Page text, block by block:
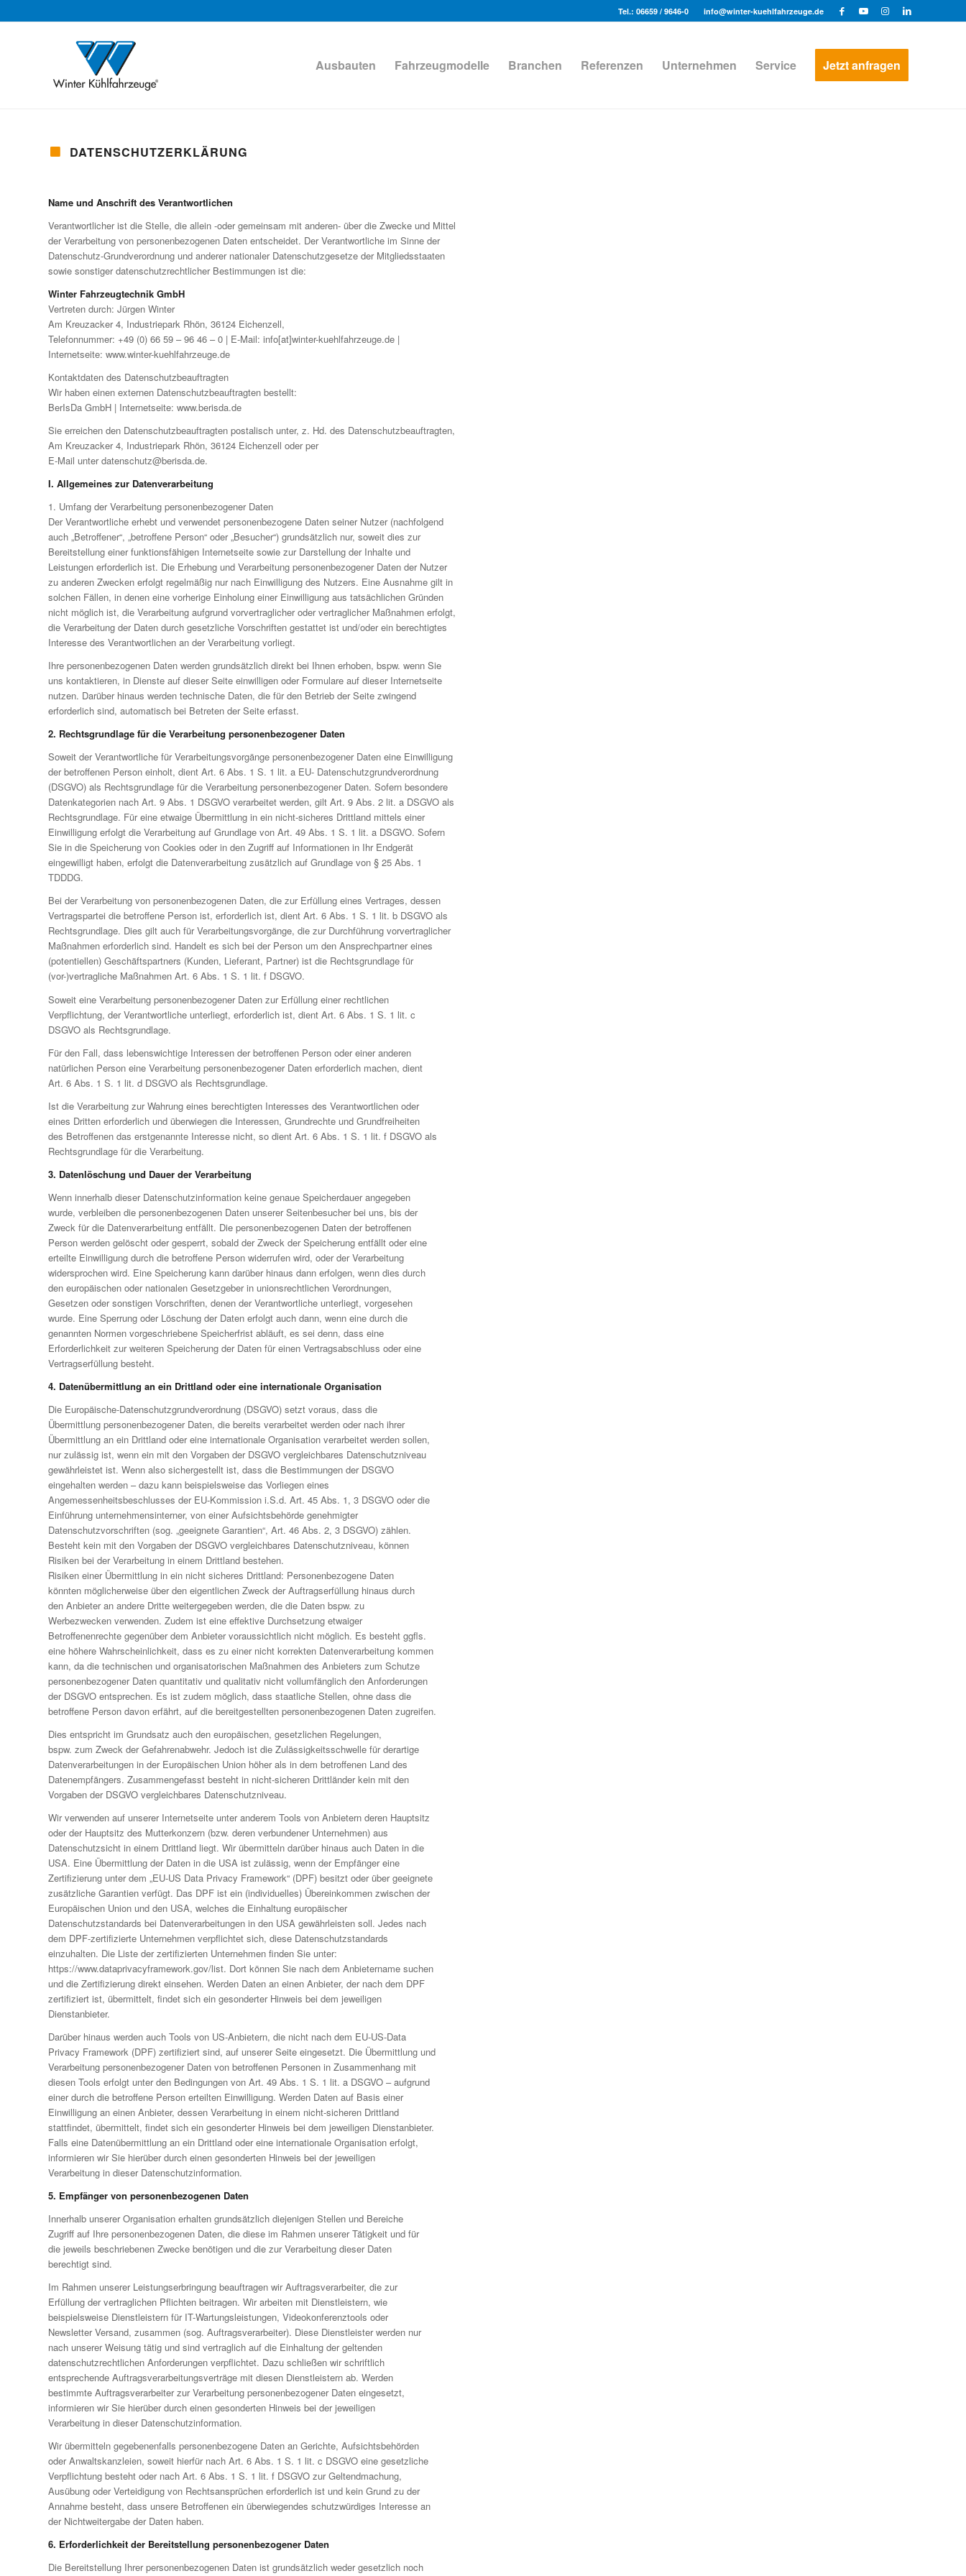
Tel.: 06659 / 9646-0 info@winter-kuehlfahrzeuge.de
Ausbauten Fahrzeugmodelle Branchen Referenzen Unternehmen Service Jetzt anfragen
DATENSCHUTZERKLÄRUNG
Name und Anschrift des Verantwortlichen
Verantwortlicher ist die Stelle, die allein -oder gemeinsam mit anderen- über die Zwecke und Mittel
der Verarbeitung von personenbezogenen Daten entscheidet. Der Verantwortliche im Sinne der
Datenschutz-Grundverordnung und anderer nationaler Datenschutzgesetze der Mitgliedsstaaten
sowie sonstiger datenschutzrechtlicher Bestimmungen ist die:
Winter Fahrzeugtechnik GmbH
Vertreten durch: Jürgen Winter
Am Kreuzacker 4, Industriepark Rhön, 36124 Eichenzell,
Telefonnummer: +49 (0) 66 59 – 96 46 – 0 | E-Mail: info[at]winter-kuehlfahrzeuge.de |
Internetseite: www.winter-kuehlfahrzeuge.de
Kontaktdaten des Datenschutzbeauftragten
Wir haben einen externen Datenschutzbeauftragten bestellt:
BerIsDa GmbH | Internetseite: www.berisda.de
Sie erreichen den Datenschutzbeauftragten postalisch unter, z. Hd. des Datenschutzbeauftragten,
Am Kreuzacker 4, Industriepark Rhön, 36124 Eichenzell oder per
E-Mail unter datenschutz@berisda.de.
I. Allgemeines zur Datenverarbeitung
1. Umfang der Verarbeitung personenbezogener Daten
Der Verantwortliche erhebt und verwendet personenbezogene Daten seiner Nutzer (nachfolgend
auch „Betroffener“, „betroffene Person“ oder „Besucher“) grundsätzlich nur, soweit dies zur
Bereitstellung einer funktionsfähigen Internetseite sowie zur Darstellung der Inhalte und
Leistungen erforderlich ist. Die Erhebung und Verarbeitung personenbezogener Daten der Nutzer
zu anderen Zwecken erfolgt regelmäßig nur nach Einwilligung des Nutzers. Eine Ausnahme gilt in
solchen Fällen, in denen eine vorherige Einholung einer Einwilligung aus tatsächlichen Gründen
nicht möglich ist, die Verarbeitung aufgrund vorvertraglicher oder vertraglicher Maßnahmen erfolgt,
die Verarbeitung der Daten durch gesetzliche Vorschriften gestattet ist und/oder ein berechtigtes
Interesse des Verantwortlichen an der Verarbeitung vorliegt.
Ihre personenbezogenen Daten werden grundsätzlich direkt bei Ihnen erhoben, bspw. wenn Sie
uns kontaktieren, in Dienste auf dieser Seite einwilligen oder Formulare auf dieser Internetseite
nutzen. Darüber hinaus werden technische Daten, die für den Betrieb der Seite zwingend
erforderlich sind, automatisch bei Betreten der Seite erfasst.
2. Rechtsgrundlage für die Verarbeitung personenbezogener Daten
Soweit der Verantwortliche für Verarbeitungsvorgänge personenbezogener Daten eine Einwilligung
der betroffenen Person einholt, dient Art. 6 Abs. 1 S. 1 lit. a EU- Datenschutzgrundverordnung
(DSGVO) als Rechtsgrundlage für die Verarbeitung personenbezogener Daten. Sofern besondere
Datenkategorien nach Art. 9 Abs. 1 DSGVO verarbeitet werden, gilt Art. 9 Abs. 2 lit. a DSGVO als
Rechtsgrundlage. Für eine etwaige Übermittlung in ein nicht-sicheres Drittland mittels einer
Einwilligung erfolgt die Verarbeitung auf Grundlage von Art. 49 Abs. 1 S. 1 lit. a DSGVO. Sofern
Sie in die Speicherung von Cookies oder in den Zugriff auf Informationen in Ihr Endgerät
eingewilligt haben, erfolgt die Datenverarbeitung zusätzlich auf Grundlage von § 25 Abs. 1
TDDDG.
Bei der Verarbeitung von personenbezogenen Daten, die zur Erfüllung eines Vertrages, dessen
Vertragspartei die betroffene Person ist, erforderlich ist, dient Art. 6 Abs. 1 S. 1 lit. b DSGVO als
Rechtsgrundlage. Dies gilt auch für Verarbeitungsvorgänge, die zur Durchführung vorvertraglicher
Maßnahmen erforderlich sind. Handelt es sich bei der Person um den Ansprechpartner eines
(potentiellen) Geschäftspartners (Kunden, Lieferant, Partner) ist die Rechtsgrundlage für
(vor-)vertragliche Maßnahmen Art. 6 Abs. 1 S. 1 lit. f DSGVO.
Soweit eine Verarbeitung personenbezogener Daten zur Erfüllung einer rechtlichen
Verpflichtung, der Verantwortliche unterliegt, erforderlich ist, dient Art. 6 Abs. 1 S. 1 lit. c
DSGVO als Rechtsgrundlage.
Für den Fall, dass lebenswichtige Interessen der betroffenen Person oder einer anderen
natürlichen Person eine Verarbeitung personenbezogener Daten erforderlich machen, dient
Art. 6 Abs. 1 S. 1 lit. d DSGVO als Rechtsgrundlage.
Ist die Verarbeitung zur Wahrung eines berechtigten Interesses des Verantwortlichen oder
eines Dritten erforderlich und überwiegen die Interessen, Grundrechte und Grundfreiheiten
des Betroffenen das erstgenannte Interesse nicht, so dient Art. 6 Abs. 1 S. 1 lit. f DSGVO als
Rechtsgrundlage für die Verarbeitung.
3. Datenlöschung und Dauer der Verarbeitung
Wenn innerhalb dieser Datenschutzinformation keine genaue Speicherdauer angegeben
wurde, verbleiben die personenbezogenen Daten unserer Seitenbesucher bei uns, bis der
Zweck für die Datenverarbeitung entfällt. Die personenbezogenen Daten der betroffenen
Person werden gelöscht oder gesperrt, sobald der Zweck der Speicherung entfällt oder eine
erteilte Einwilligung durch die betroffene Person widerrufen wird, oder der Verarbeitung
widersprochen wird. Eine Speicherung kann darüber hinaus dann erfolgen, wenn dies durch
den europäischen oder nationalen Gesetzgeber in unionsrechtlichen Verordnungen,
Gesetzen oder sonstigen Vorschriften, denen der Verantwortliche unterliegt, vorgesehen
wurde. Eine Sperrung oder Löschung der Daten erfolgt auch dann, wenn eine durch die
genannten Normen vorgeschriebene Speicherfrist abläuft, es sei denn, dass eine
Erforderlichkeit zur weiteren Speicherung der Daten für einen Vertragsabschluss oder eine
Vertragserfüllung besteht.
4. Datenübermittlung an ein Drittland oder eine internationale Organisation
Die Europäische-Datenschutzgrundverordnung (DSGVO) setzt voraus, dass die
Übermittlung personenbezogener Daten, die bereits verarbeitet werden oder nach ihrer
Übermittlung an ein Drittland oder eine internationale Organisation verarbeitet werden sollen,
nur zulässig ist, wenn ein mit den Vorgaben der DSGVO vergleichbares Datenschutzniveau
gewährleistet ist. Wenn also sichergestellt ist, dass die Bestimmungen der DSGVO
eingehalten werden – dazu kann beispielsweise das Vorliegen eines
Angemessenheitsbeschlusses der EU-Kommission i.S.d. Art. 45 Abs. 1, 3 DSGVO oder die
Einführung unternehmensinterner, von einer Aufsichtsbehörde genehmigter
Datenschutzvorschriften (sog. „geeignete Garantien“, Art. 46 Abs. 2, 3 DSGVO) zählen.
Besteht kein mit den Vorgaben der DSGVO vergleichbares Datenschutzniveau, können
Risiken bei der Verarbeitung in einem Drittland bestehen.
Risiken einer Übermittlung in ein nicht sicheres Drittland: Personenbezogene Daten
könnten möglicherweise über den eigentlichen Zweck der Auftragserfüllung hinaus durch
den Anbieter an andere Dritte weitergegeben werden, die die Daten bspw. zu
Werbezwecken verwenden. Zudem ist eine effektive Durchsetzung etwaiger
Betroffenenrechte gegenüber dem Anbieter voraussichtlich nicht möglich. Es besteht ggfls.
eine höhere Wahrscheinlichkeit, dass es zu einer nicht korrekten Datenverarbeitung kommen
kann, da die technischen und organisatorischen Maßnahmen des Anbieters zum Schutze
personenbezogener Daten quantitativ und qualitativ nicht vollumfänglich den Anforderungen
der DSGVO entsprechen. Es ist zudem möglich, dass staatliche Stellen, ohne dass die
betroffene Person davon erfährt, auf die bereitgestellten personenbezogenen Daten zugreifen.
Dies entspricht im Grundsatz auch den europäischen, gesetzlichen Regelungen,
bspw. zum Zweck der Gefahrenabwehr. Jedoch ist die Zulässigkeitsschwelle für derartige
Datenverarbeitungen in der Europäischen Union höher als in dem betroffenen Land des
Datenempfängers. Zusammengefasst besteht in nicht-sicheren Drittländer kein mit den
Vorgaben der DSGVO vergleichbares Datenschutzniveau.
Wir verwenden auf unserer Internetseite unter anderem Tools von Anbietern deren Hauptsitz
oder der Hauptsitz des Mutterkonzern (bzw. deren verbundener Unternehmen) aus
Datenschutzsicht in einem Drittland liegt. Wir übermitteln darüber hinaus auch Daten in die
USA. Eine Übermittlung der Daten in die USA ist zulässig, wenn der Empfänger eine
Zertifizierung unter dem „EU-US Data Privacy Framework“ (DPF) besitzt oder über geeignete
zusätzliche Garantien verfügt. Das DPF ist ein (individuelles) Übereinkommen zwischen der
Europäischen Union und den USA, welches die Einhaltung europäischer
Datenschutzstandards bei Datenverarbeitungen in den USA gewährleisten soll. Jedes nach
dem DPF-zertifizierte Unternehmen verpflichtet sich, diese Datenschutzstandards
einzuhalten. Die Liste der zertifizierten Unternehmen finden Sie unter:
https://www.dataprivacyframework.gov/list. Dort können Sie nach dem Anbietername suchen
und die Zertifizierung direkt einsehen. Werden Daten an einen Anbieter, der nach dem DPF
zertifiziert ist, übermittelt, findet sich ein gesonderter Hinweis bei dem jeweiligen
Dienstanbieter.
Darüber hinaus werden auch Tools von US-Anbietern, die nicht nach dem EU-US-Data
Privacy Framework (DPF) zertifiziert sind, auf unserer Seite eingesetzt. Die Übermittlung und
Verarbeitung personenbezogener Daten von betroffenen Personen in Zusammenhang mit
diesen Tools erfolgt unter den Bedingungen von Art. 49 Abs. 1 S. 1 lit. a DSGVO – aufgrund
einer durch die betroffene Person erteilten Einwilligung. Werden Daten auf Basis einer
Einwilligung an einen Anbieter, dessen Verarbeitung in einem nicht-sicheren Drittland
stattfindet, übermittelt, findet sich ein gesonderter Hinweis bei dem jeweiligen Dienstanbieter.
Falls eine Datenübermittlung an ein Drittland oder eine internationale Organisation erfolgt,
informieren wir Sie hierüber durch einen gesonderten Hinweis bei der jeweiligen
Verarbeitung in dieser Datenschutzinformation.
5. Empfänger von personenbezogenen Daten
Innerhalb unserer Organisation erhalten grundsätzlich diejenigen Stellen und Bereiche
Zugriff auf Ihre personenbezogenen Daten, die diese im Rahmen unserer Tätigkeit und für
die jeweils beschriebenen Zwecke benötigen und die zur Verarbeitung dieser Daten
berechtigt sind.
Im Rahmen unserer Leistungserbringung beauftragen wir Auftragsverarbeiter, die zur
Erfüllung der vertraglichen Pflichten beitragen. Wir arbeiten mit Dienstleistern, wie
beispielsweise Dienstleistern für IT-Wartungsleistungen, Videokonferenztools oder
Newsletter Versand, zusammen (sog. Auftragsverarbeiter). Diese Dienstleister werden nur
nach unserer Weisung tätig und sind vertraglich auf die Einhaltung der geltenden
datenschutzrechtlichen Anforderungen verpflichtet. Dazu schließen wir schriftlich
entsprechende Auftragsverarbeitungsverträge mit diesen Dienstleistern ab. Werden
bestimmte Auftragsverarbeiter zur Verarbeitung personenbezogener Daten eingesetzt,
informieren wir Sie hierüber durch einen gesonderten Hinweis bei der jeweiligen
Verarbeitung in dieser Datenschutzinformation.
Wir übermitteln gegebenenfalls personenbezogene Daten an Gerichte, Aufsichtsbehörden
oder Anwaltskanzleien, soweit hierfür nach Art. 6 Abs. 1 S. 1 lit. c DSGVO eine gesetzliche
Verpflichtung besteht oder nach Art. 6 Abs. 1 S. 1 lit. f DSGVO zur Geltendmachung,
Ausübung oder Verteidigung von Rechtsansprüchen erforderlich ist und kein Grund zu der
Annahme besteht, dass unsere Betroffenen ein überwiegendes schutzwürdiges Interesse an
der Nichtweitergabe der Daten haben.
6. Erforderlichkeit der Bereitstellung personenbezogener Daten
Die Bereitstellung Ihrer personenbezogenen Daten ist grundsätzlich weder gesetzlich noch